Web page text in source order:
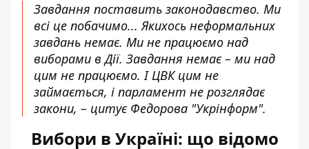
Завдання поставить законодавство. Ми
всі це побачимо... Якихось неформальних
завдань немає. Ми не працюємо над
виборами в Дії. Завдання немає – ми над
цим не працюємо. І ЦВК цим не
займається, і парламент не розглядає
закони, – цитує Федорова "Укрінформ".
Вибори в Україні: що відомо